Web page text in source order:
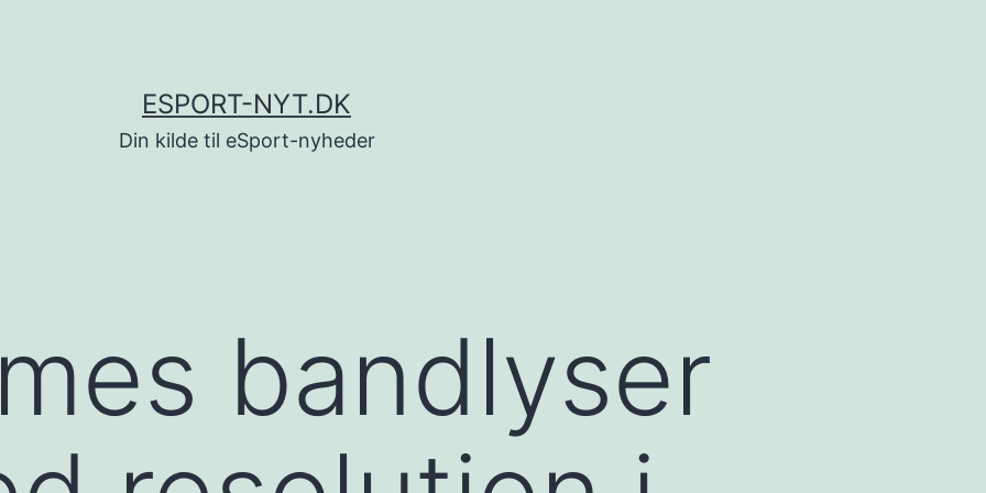
ESPORT-NYT.DK
Din kilde til eSport-nyheder
bandlyser